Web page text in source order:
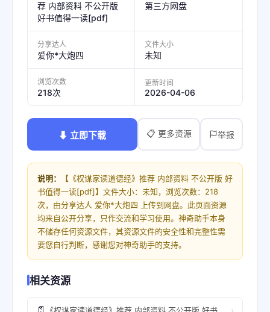
荐 内部资料 不公开版
好书值得一读[pdf]
第三方网盘
分享达人
爱你*大炮四
文件大小
未知
浏览次数
218次
更新时间
2026-04-06
⬇ 立即下载 📋 更多资源 举报
说明：
【《权谋家读道德经》推荐 内部资料 不公开版 好
书值得一读[pdf]】文件大小：未知，浏览次数：218
次，由分享达人 爱你*大炮四 上传到网盘。此页面资源
均来自公开分享，只作交流和学习使用。神奇助手本身
不储存任何资源文件，其资源文件的安全性和完整性需
要您自行判断，感谢您对神奇助手的支持。
相关资源
📄 《权谋家读道德经》推荐 内部资料 不公开版 好书值得一读[pdf](1) ›